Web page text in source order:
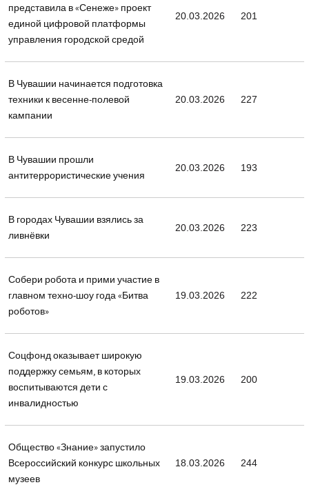
представила в «Сенеже» проект
единой цифровой платформы
управления городской средой
20.03.2026 201
В Чувашии начинается подготовка
техники к весенне-полевой
кампании
20.03.2026 227
В Чувашии прошли
антитеррористические учения
20.03.2026 193
В городах Чувашии взялись за
ливнёвки
20.03.2026 223
Собери робота и прими участие в
главном техно-шоу года «Битва
роботов»
19.03.2026 222
Соцфонд оказывает широкую
поддержку семьям, в которых
воспитываются дети с
инвалидностью
19.03.2026 200
Общество «Знание» запустило
Всероссийский конкурс школьных
музеев
18.03.2026 244